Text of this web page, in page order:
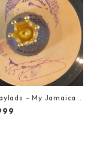
- My Jamaican
22009】